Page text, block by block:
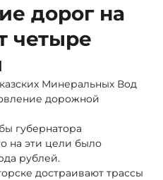
дорог на
четыре
Минеральных Вод
дорожной
губернатора
на эти цели было
рублей.
достраивают трассы